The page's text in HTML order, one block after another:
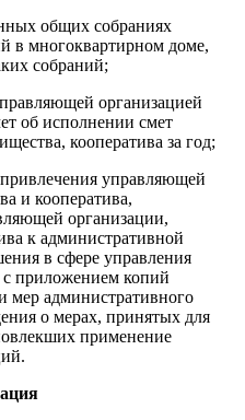
общих собраниях
в многоквартирном доме,
собраний;
организацией
об исполнении смет
кооператива за год;
управляющей
и кооператива,
организации,
к административной
в сфере управления
приложением копий
мер административного
о мерах, принятых для
применение